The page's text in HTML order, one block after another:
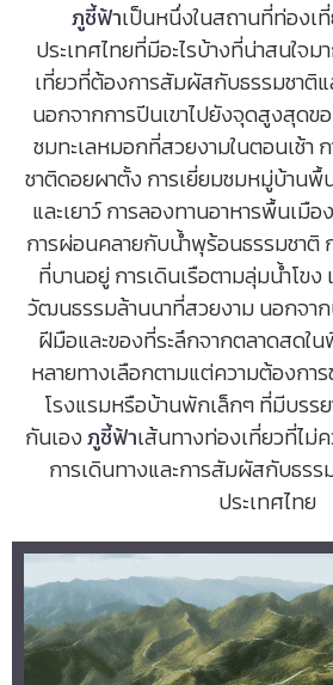
ภูชี้ฟ้าเป็นหนึ่งในสถานที่ท่องเ
ประเทศไทยที่มีอะไรบ้างที่น่าสนใจ
เที่ยวที่ต้องการสัมผัสกับธรรมชาติ
นอกจากการปีนเขาไปยังจุดสูงสุดข
ชมทะเลหมอกที่สวยงามในตอนเช้า
ชาติดอยผาตั้ง การเยี่ยมชมหมู่บ้านพื้
และเยาว์ การลองทานอาหารพื้นเมือ
การผ่อนคลายกับน้ำพุร้อนธรรมชาติ
ที่บานอยู่ การเดินเรือตามลุ่มน้ำโข
วัฒนธรรมล้านนาที่สวยงาม นอกจา
ฝีมือและของที่ระลึกจากตลาดสด
หลายทางเลือกตามแต่ความต้องกา
โรงแรมหรือบ้านพักเล็กๆ ที่มีบรร
กันเองภูชี้ฟ้าเส้นทางท่องเที่ยวที่ไ
การเดินทางและการสัมผัสกับธร
ประเทศไทย